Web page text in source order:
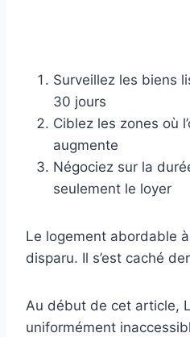
Surveillez les biens
30 jours
Ciblez les zones où
augmente
Négociez sur la
seulement le loyer
Le logement abordable à
disparu. Il s’est caché
Au début de cet article,
uniformément